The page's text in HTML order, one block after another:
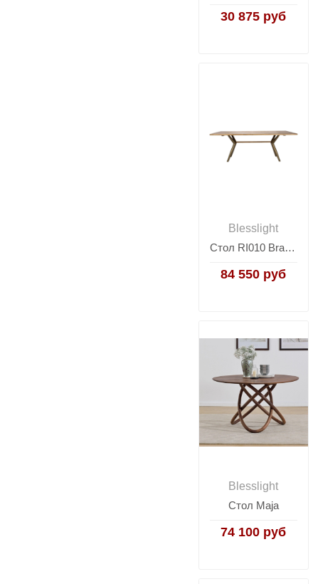
30 875 руб
Blesslight
Стол RI010 Brass metal base & Light Grey Ash
84 550 руб
Blesslight
Стол Maja
74 100 руб